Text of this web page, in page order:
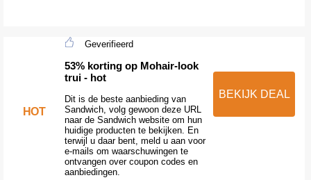
HOT
Geverifieerd
53% korting op Mohair-look
trui - hot
Dit is de beste aanbieding van
Sandwich, volg gewoon deze URL
naar de Sandwich website om hun
huidige producten te bekijken. En
terwijl u daar bent, meld u aan voor
e-mails om waarschuwingen te
ontvangen over coupon codes en
aanbiedingen.
BEKIJK DEAL